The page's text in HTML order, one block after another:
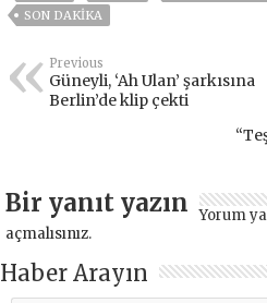
SON DAKIKA
Previous
Güneyli, ‘Ah Ulan’ şarkısına
Berlin’de klip çekti
Bir yanıt yazın Yorum
açmalısınız.
Haber Arayın